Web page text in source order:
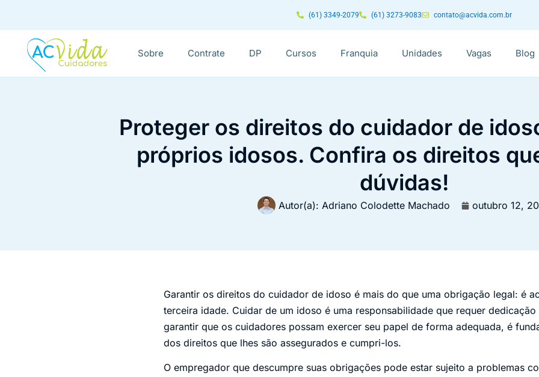
(61) 3349-2079 (61) 3273-9083 contato@acvida.com.br
Sobre Contrate DP Cursos Franquia Unidades Vagas Blog
Proteger os direitos do cuidador de
próprios idosos. Confira os direitos
dúvidas!
Autor(a): Adriano Colodette Machado outubro 12,
Garantir os direitos do cuidador de idoso é mais do que uma obrigação legal: é
terceira idade. Cuidar de um idoso é uma responsabilidade que requer dedicação
garantir que os cuidadores possam exercer seu papel de forma adequada, é
dos direitos que lhes são assegurados e cumpri-los.
O empregador que descumpre suas obrigações pode estar sujeito a problemas